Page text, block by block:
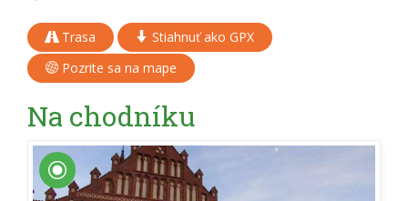
Trasa
Stiahnuť ako GPX
Pozrite sa na mape
Na chodníku